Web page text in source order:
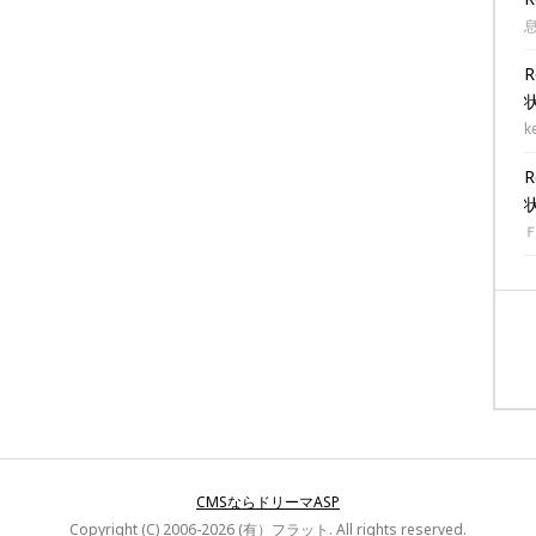
CMSならドリーマASP
Copyright (C) 2006-2026 (有）フラット. All rights reserved.